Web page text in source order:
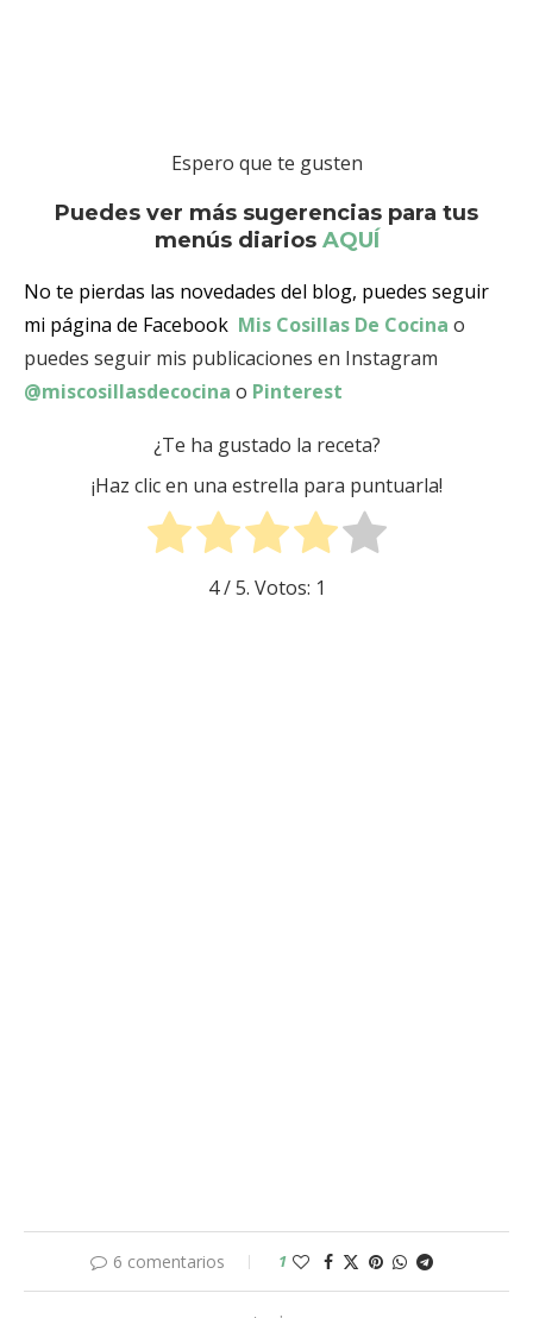
Espero que te gusten
Puedes ver más sugerencias para tus
menús diarios AQUÍ
No te pierdas las novedades del blog, puedes seguir
mi página de Facebook Mis Cosillas De Cocina o
puedes seguir mis publicaciones en Instagram
@miscosillasdecocina o Pinterest
¿Te ha gustado la receta?
¡Haz clic en una estrella para puntuarla!
4/ 5. Votos: 1
6 comentarios 1